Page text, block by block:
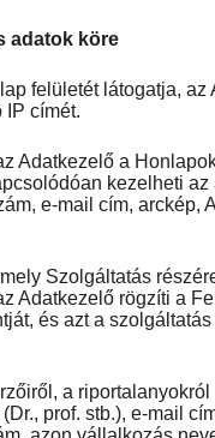
adatok köre
felületét látogatja, az
IP címét.
Adatkezelő a
kezelheti az
e-mail cím, arckép,
Szolgáltatás
Adatkezelő rögzíti a
és azt a
a
prof. stb.), e-mail